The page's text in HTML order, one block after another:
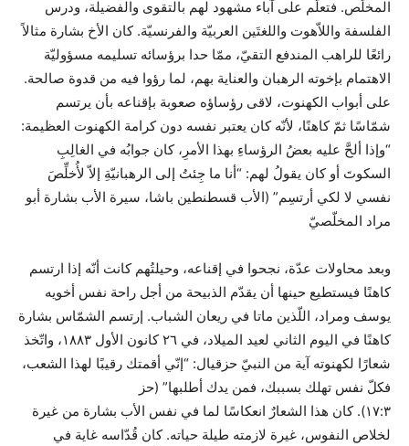
المخلّص. فتعلّم على آباء مشهود لهم بالتقوى والفضيلة، ودرس
الفلسفة واللاّهوت واللغتَين العربيّة والفرنسيّة. كان الأخ بشارة مثالاً
رائعًا للراهب المندفع التقيّ، ممّا حدا برؤسائه تسليمه مسؤوليّة
الاهتمام بإخوته الرهبان والعناية بهم، لما رؤوا فيه من قدوة صالحة.
على أبواب الكهنوت، لاقى رؤساؤه صعوبة بإقناعه بأن يرتسم
شمّاسًا ثمّ كاهنًا، لأنّه كان يعتبر نفسه دون كرامة الكهنوت العظيمة:
“وإذا ألحَّ عليه بعضُ الرؤساءِ بهذا الأمرِ، كان جوابُه في الغالِبِ
السكوتَ أو كان يقولُ لهم: “أنا ما جِئتُ إلى الرهبانيّةِ إلاّ لأُخلِّصَ
نفسي لا لكي أرتسِم” (الأب قسطنطين باشا، سيرة الأب بشارة أبو
مراد المخلّصيّ
وبعد محاولات عدّة، نجحوا في إقناعه، وحيلتُهم كانت أنّه إذا ارتسم
كاهنًا فيستطيع حينها أن يقدّم الذبيحة من أجل راحة نفس أخويه
يوسف ومراد، اللّذين ماتا في ريعان الشباب. إرتسم الشمّاس بشارة
كاهنًا في اليوم الثاني لعيد الميلاد، في ٢٦ كانون الأول ١٨٨٣، واتّخذ
شعارًا لكهنوته آية من النبيّ حزقيال: “إنّي أقمتك رقيبًا لهذا الشعب،
فكلّ نفس تهلك بسببك، فمن يدك أطلبها” (حز
١٧:٣). كان هذا الشعارٌ انعكاسًا لما في نفس الأب بشارة من غيرة
لخلاص النفوس، غيرة لازمته طيلة حياته. كان قُدّاسه غاية في